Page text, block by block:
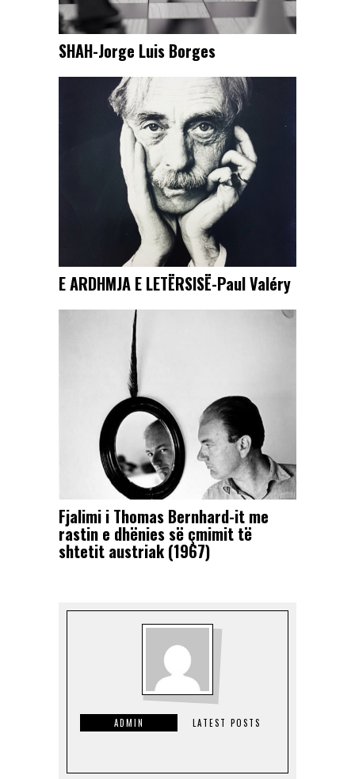
SHAH-Jorge Luis Borges
E ARDHMJA E LETËRSISË-Paul Valéry
Fjalimi i Thomas Bernhard-it me
rastin e dhënies së çmimit të
shtetit austriak (1967)
ADMIN LATEST POSTS